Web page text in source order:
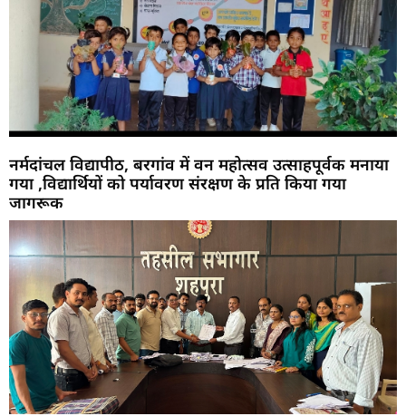
नर्मदांचल विद्यापीठ, बरगांव में वन महोत्सव उत्साहपूर्वक मनाया
गया ,विद्यार्थियों को पर्यावरण संरक्षण के प्रति किया गया
जागरूक